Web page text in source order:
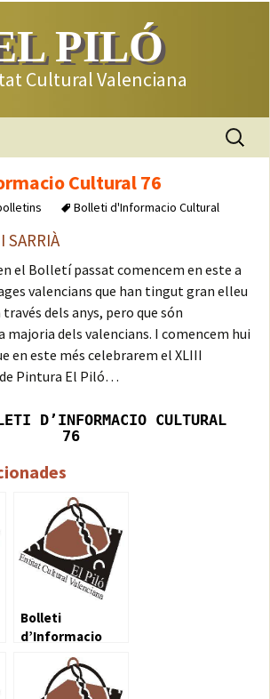
PILÓ
Cultural Valenciana
Buscar:
Cultural 76
Bolleti d'Informacio Cultural
SARRIÀ
el Bolletí passat comencem en este a
valencians que han tingut gran elleu
dels anys, pero que són
majoria dels valencians. I comencem hui
en este més celebrarem el XLIII
Pintura El Piló…
D’INFORMACIO CULTURAL
76
Bolleti
d’Informacio
Cultural 55